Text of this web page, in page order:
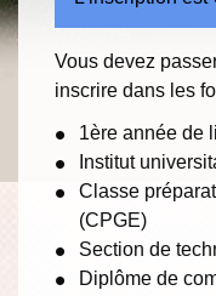
Vous devez
inscrire dans les
1ère année de
Institut
Classe
(CPGE)
Section de
Diplôme de